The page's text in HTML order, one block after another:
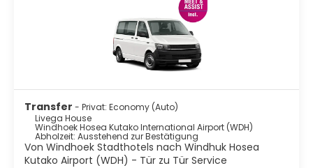
Transfer - Privat: Economy (Auto)
Livega House
Windhoek Hosea Kutako International Airport (WDH)
Abholzeit: Ausstehend zur Bestätigung
Von Windhoek Stadthotels nach Windhuk Hosea
Kutako Airport (WDH) - Tür zu Tür Service